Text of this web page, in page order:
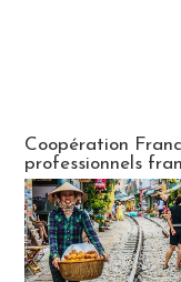
Coopération
professionnels